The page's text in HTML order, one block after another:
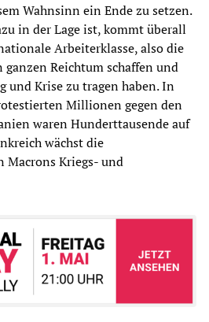
Wahnsinn ein Ende zu setzen.
in der Lage ist, kommt überall
Arbeiterklasse, also die
ganzen Reichtum schaffen und
und Krise zu tragen haben. In
Millionen gegen den
waren Hunderttausende auf
wächst die
Macrons Kriegs- und